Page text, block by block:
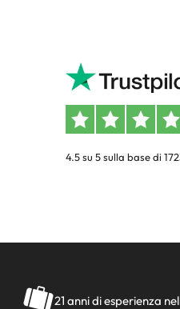
4.5 su 5 sulla base di
21 anni di esperienza